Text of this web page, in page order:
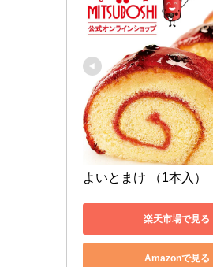
よいとまけ （1本入）
楽天市場で見る
Amazonで見る